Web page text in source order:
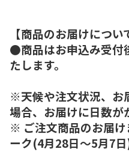
【商品のお届けについ
●商品はお申込み受付
たします。
※天候や注文状況、お
場合、お届けに日数が
※ ご注文商品のお届け
ーク(4月28日～5月7